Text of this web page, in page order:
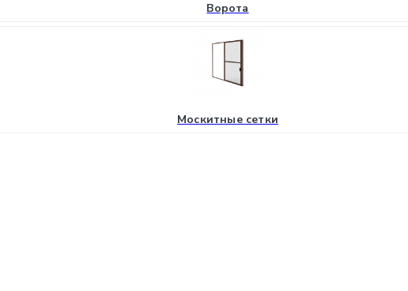
Ворота
Москитные сетки